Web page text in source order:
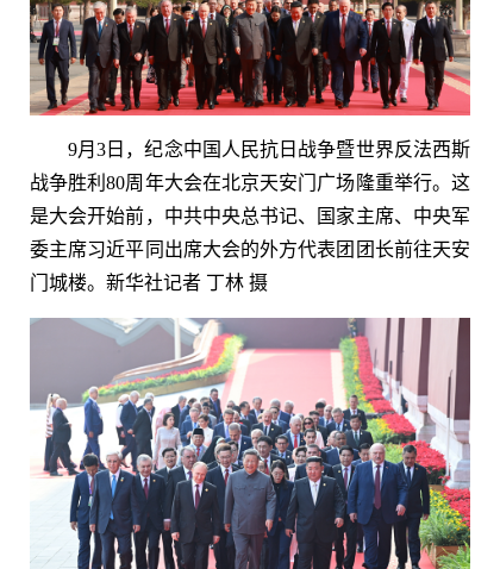
9月3日，纪念中国人民抗日战争暨世界反法西斯
战争胜利80周年大会在北京天安门广场隆重举行。这
是大会开始前，中共中央总书记、国家主席、中央军
委主席习近平同出席大会的外方代表团团长前往天安
门城楼。新华社记者 丁林 摄